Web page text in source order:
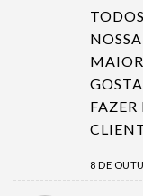
FAZER
8 DE